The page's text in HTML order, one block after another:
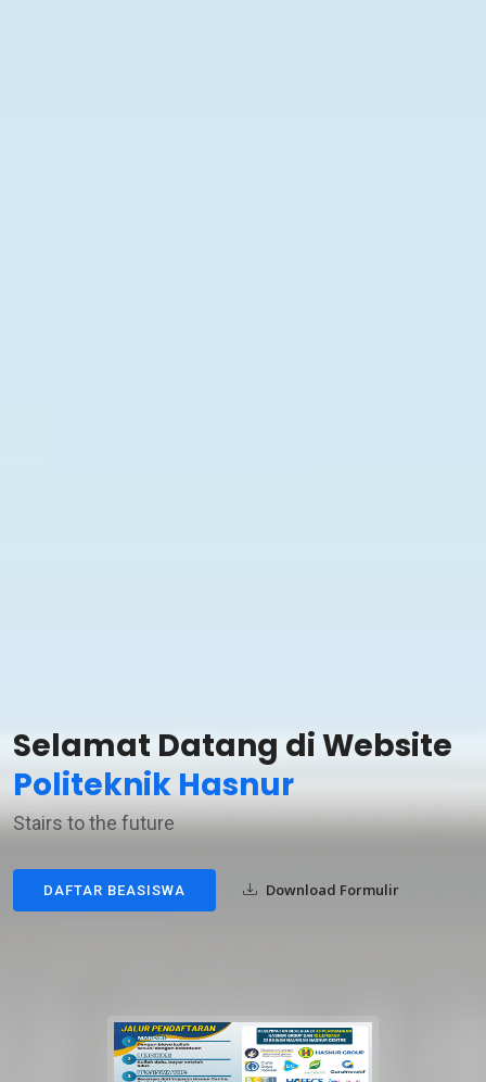
Selamat Datang di Website
Politeknik Hasnur
Stairs to the future
DAFTAR BEASISWA Download Formulir